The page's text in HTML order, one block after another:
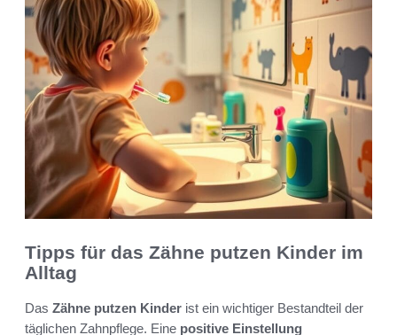
Tipps für das Zähne putzen Kinder im
Alltag
Das Zähne putzen Kinder ist ein wichtiger Bestandteil der
täglichen Zahnpflege. Eine positive Einstellung